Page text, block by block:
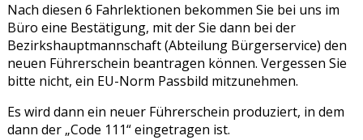
Nach diesen 6 Fahrlektionen bekommen Sie bei uns im
Büro eine Bestätigung, mit der Sie dann bei der
Bezirkshauptmannschaft (Abteilung Bürgerservice) den
neuen Führerschein beantragen können. Vergessen Sie
bitte nicht, ein EU-Norm Passbild mitzunehmen.
Es wird dann ein neuer Führerschein produziert, in dem
dann der „Code 111“ eingetragen ist.